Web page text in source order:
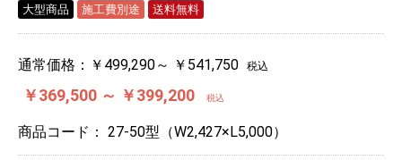
大型商品 施工費別途 送料無料
通常価格： ￥499,290～ ￥541,750 税込
￥369,500 ～ ￥399,200 税込
商品コード： 27-50型（W2,427×L5,000）